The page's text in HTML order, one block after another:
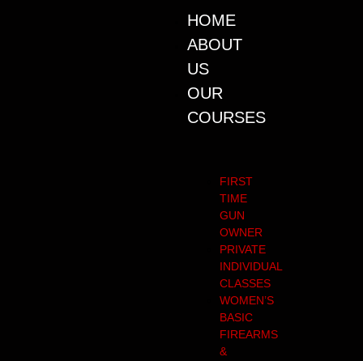
HOME
ABOUT
US
OUR
COURSES
FIRST
TIME
GUN
OWNER
PRIVATE
INDIVIDUAL
CLASSES
WOMEN’S
BASIC
FIREARMS
&